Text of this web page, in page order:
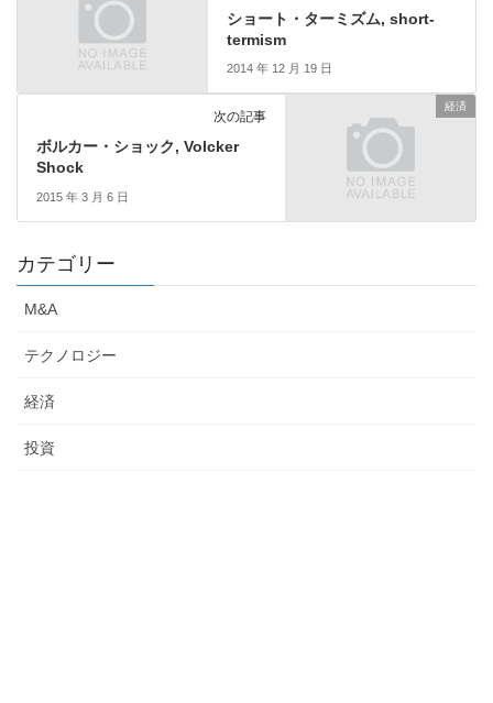
ショート・ターミズム, short-
termism
2014 年 12 月 19 日
経済
次の記事
ボルカー・ショック, Volcker
Shock
2015 年 3 月 6 日
カテゴリー
M&A
テクノロジー
経済
投資